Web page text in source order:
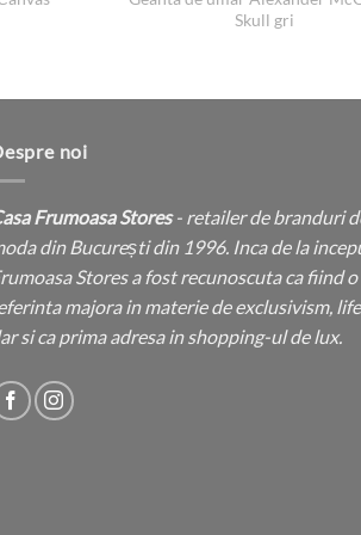
Skull gri
noi
Frumoasa Stores- retailer de branduri
din București din 1996. Inca de la
Stores a fost recunoscuta ca fiind o
majora in materie de exclusivism,
si ca prima adresa in shopping-ul de lux.